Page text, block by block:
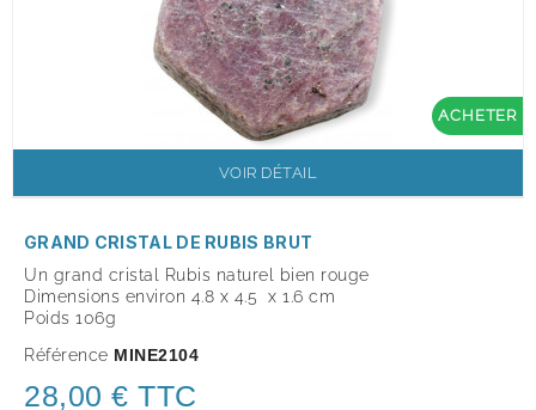
ACHETER
VOIR DÉTAIL
GRAND CRISTAL DE RUBIS BRUT
Un grand cristal Rubis naturel bien rouge
Dimensions environ 4.8 x 4.5 x 1.6 cm
Poids 106g
Référence MINE2104
28,00 € TTC